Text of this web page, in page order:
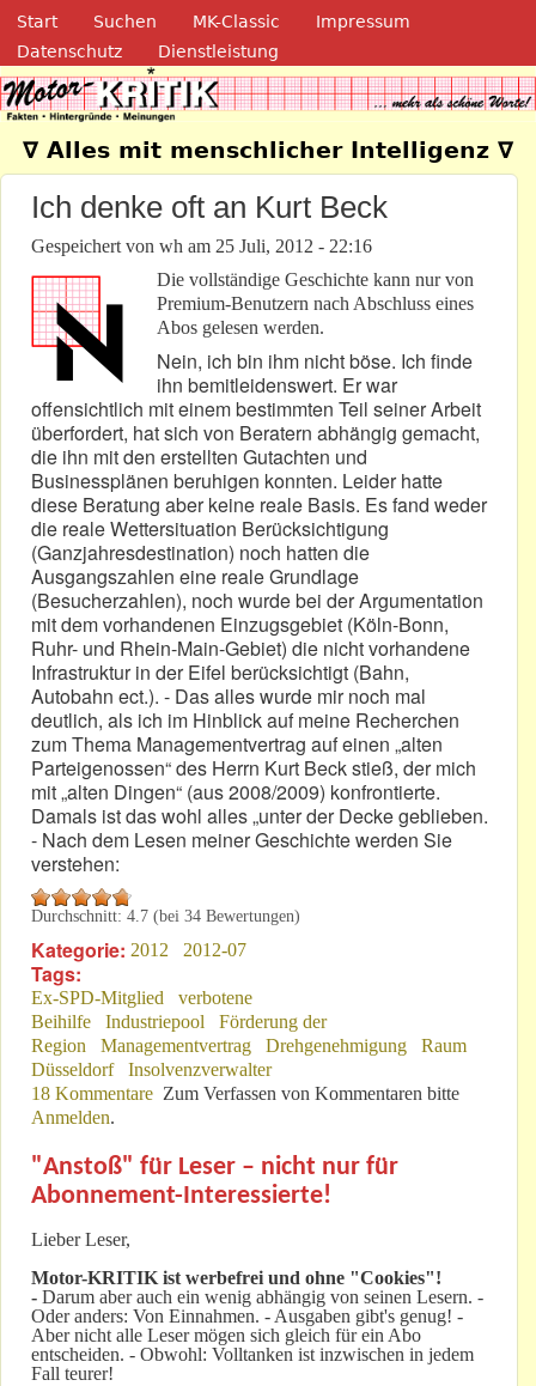
Direkt zum Inhalt
Navigation
Start Suchen MK-Classic
Impressum
Datenschutz
Dienstleistung
Motor-Kritik.de
∇ Alles mit menschlicher Intelligenz ∇
Ich denke oft an Kurt Beck
Gespeichert von wh am 25 Juli, 2012 - 22:16
Die vollständige Geschichte kann nur von
Premium-Benutzern nach Abschluss eines
Abos gelesen werden.
Nein, ich bin ihm nicht böse. Ich finde
ihn bemitleidenswert. Er war
offensichtlich mit einem bestimmten Teil seiner Arbeit
überfordert, hat sich von Beratern abhängig gemacht,
die ihn mit den erstellten Gutachten und
Businessplänen beruhigen konnten. Leider hatte
diese Beratung aber keine reale Basis. Es fand weder
die reale Wettersituation Berücksichtigung
(Ganzjahresdestination) noch hatten die
Ausgangszahlen eine reale Grundlage
(Besucherzahlen), noch wurde bei der Argumentation
mit dem vorhandenen Einzugsgebiet (Köln-Bonn,
Ruhr- und Rhein-Main-Gebiet) die nicht vorhandene
Infrastruktur in der Eifel berücksichtigt (Bahn,
Autobahn ect.). - Das alles wurde mir noch mal
deutlich, als ich im Hinblick auf meine Recherchen
zum Thema Managementvertrag auf einen „alten
Parteigenossen“ des Herrn Kurt Beck stieß, der mich
mit „alten Dingen“ (aus 2008/2009) konfrontierte.
Damals ist das wohl alles „unter der Decke geblieben.
- Nach dem Lesen meiner Geschichte werden Sie
verstehen:
Durchschnitt: 4.7 (bei 34 Bewertungen)
Kategorie: 2012 2012-07
Tags:
Ex-SPD-Mitglied
verbotene
Beihilfe
Industriepool
Förderung der
Region
Managementvertrag Drehgenehmigung
Raum
Düsseldorf
Insolvenzverwalter
18 Kommentare Zum Verfassen von Kommentaren bitte
Anmelden.
"Anstoß" für Leser – nicht nur für
Abonnement-Interessierte!
Lieber Leser,
Motor-KRITIK ist werbefrei und ohne "Cookies"!
- Darum aber auch ein wenig abhängig von seinen Lesern. -
Oder anders: Von Einnahmen. - Ausgaben gibt's genug! -
Aber nicht alle Leser mögen sich gleich für ein Abo
entscheiden. - Obwohl: Volltanken ist inzwischen in jedem
Fall teurer!